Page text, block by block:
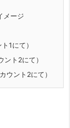
メージ
1にて）
ト2にて）
ウント2にて）